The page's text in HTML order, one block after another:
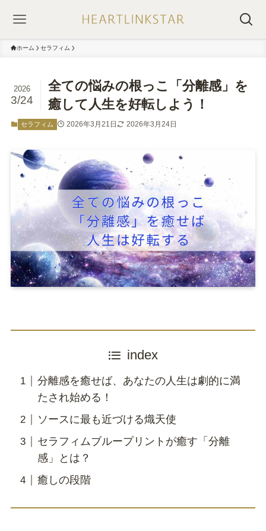
ホーム セラフィム
全ての悩みの根っこ「分離感」を
癒して人生を好転しよう！
2026
3/24
セラフィム 2026年3月21日 2026年3月24日
index
分離感を癒せば、あなたの人生は劇的に満
たされ始める！
ソースに最も近づける熾天使
セラフィムブループリントが癒す「分離
感」とは？
癒しの段階